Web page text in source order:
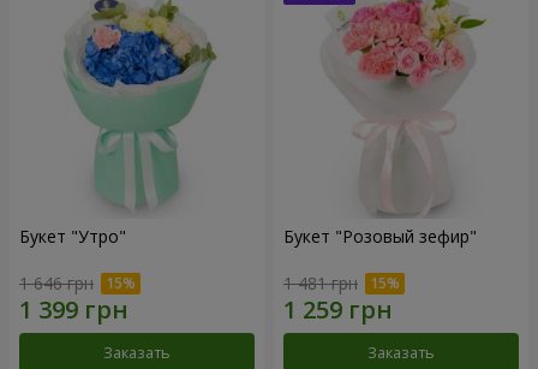
Букет "Утро"
1 646 грн
Заказать
Букет "Розовый зефир"
1 481 грн
Заказать